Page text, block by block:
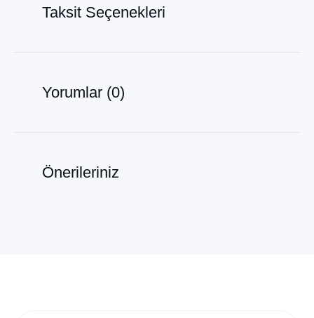
Taksit Seçenekleri
Yorumlar (0)
Önerileriniz